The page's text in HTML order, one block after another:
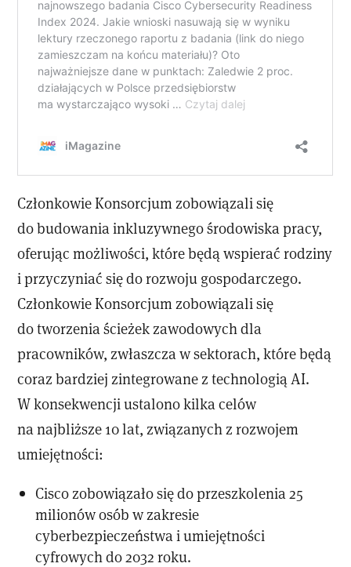
Członkowie Konsorcjum zobowiązali się
do budowania inkluzywnego środowiska pracy,
oferując możliwości, które będą wspierać rodziny
i przyczyniać się do rozwoju gospodarczego.
Członkowie Konsorcjum zobowiązali się
do tworzenia ścieżek zawodowych dla
pracowników, zwłaszcza w sektorach, które będą
coraz bardziej zintegrowane z technologią AI.
W konsekwencji ustalono kilka celów
na najbliższe 10 lat, związanych z rozwojem
umiejętności:
Cisco zobowiązało się do przeszkolenia 25
milionów osób w zakresie
cyberbezpieczeństwa i umiejętności
cyfrowych do 2032 roku.